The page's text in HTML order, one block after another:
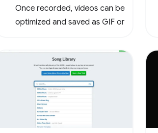
Once recorded, videos can be
optimized and saved as GIF or